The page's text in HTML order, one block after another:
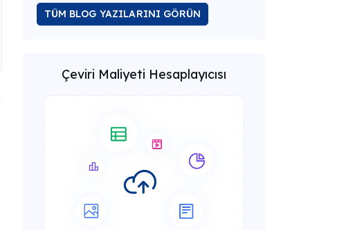
TÜM BLOG YAZILARINI GÖRÜN
Çeviri Maliyeti Hesaplayıcısı